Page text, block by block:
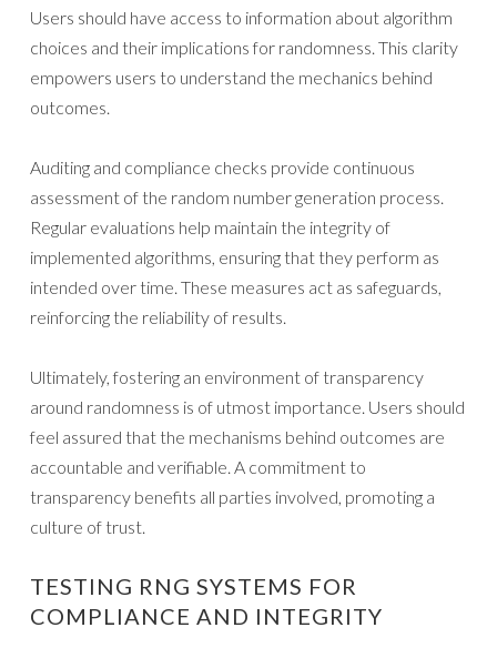
Users should have access to information about algorithm
choices and their implications for randomness. This clarity
empowers users to understand the mechanics behind
outcomes.
Auditing and compliance checks provide continuous
assessment of the random number generation process.
Regular evaluations help maintain the integrity of
implemented algorithms, ensuring that they perform as
intended over time. These measures act as safeguards,
reinforcing the reliability of results.
Ultimately, fostering an environment of transparency
around randomness is of utmost importance. Users should
feel assured that the mechanisms behind outcomes are
accountable and verifiable. A commitment to
transparency benefits all parties involved, promoting a
culture of trust.
TESTING RNG SYSTEMS FOR
COMPLIANCE AND INTEGRITY